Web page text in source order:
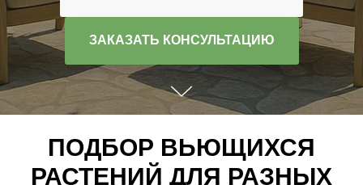
ЗАКАЗАТЬ КОНСУЛЬТАЦИЮ
ПОДБОР ВЬЮЩИХСЯ
РАСТЕНИЙ ДЛЯ РАЗНЫХ